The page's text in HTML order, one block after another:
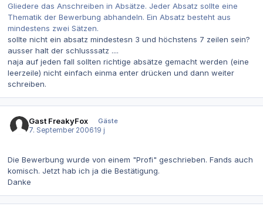
Gliedere das Anschreiben in Absätze. Jeder Absatz sollte eine
Thematik der Bewerbung abhandeln. Ein Absatz besteht aus
mindestens zwei Sätzen.
sollte nicht ein absatz mindestesn 3 und höchstens 7 zeilen sein?
ausser halt der schlusssatz ....
naja auf jeden fall sollten richtige absätze gemacht werden (eine
leerzeile) nicht einfach einma enter drücken und dann weiter
schreiben.
Gast FreakyFox
Gäste
7. September 200619 j
Die Bewerbung wurde von einem "Profi" geschrieben. Fands auch
komisch. Jetzt hab ich ja die Bestätigung.
Danke